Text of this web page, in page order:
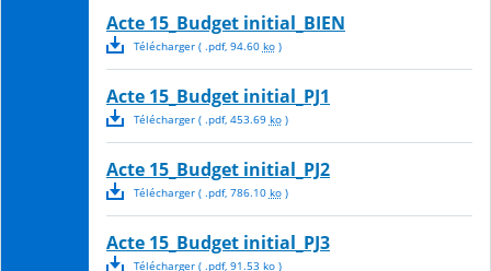
Acte 15_Budget initial_BIEN
Télécharger( .pdf, 94.60 ko)
Acte 15_Budget initial_PJ1
Télécharger( .pdf, 453.69 ko)
Acte 15_Budget initial_PJ2
Télécharger( .pdf, 786.10 ko)
Acte 15_Budget initial_PJ3
Télécharger( .pdf, 91.53 ko)